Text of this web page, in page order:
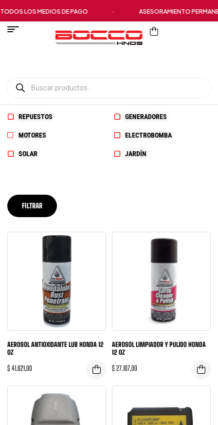
LOS MEDIOS DE PAGO ASESORAMIENTO
REPUESTOS GENERADORES
MOTORES ELECTROBOMBA
SOLAR JARDÍN
FILTRAR
AEROSOL ANTIOXIDANTE LUB HONDA 12
OZ
$ 41.621,00
AEROSOL LIMPIADOR Y PULIDO HONDA
12 OZ
$ 27.107,00